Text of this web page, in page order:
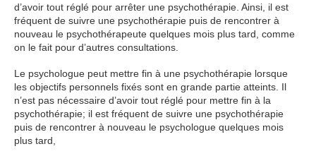
d’avoir tout réglé pour arrêter une psychothérapie. Ainsi, il est
fréquent de suivre une psychothérapie puis de rencontrer à
nouveau le psychothérapeute quelques mois plus tard, comme
on le fait pour d’autres consultations.
Le psychologue peut mettre fin à une psychothérapie lorsque
les objectifs personnels fixés sont en grande partie atteints. Il
n’est pas nécessaire d’avoir tout réglé pour mettre fin à la
psychothérapie; il est fréquent de suivre une psychothérapie
puis de rencontrer à nouveau le psychologue quelques mois
plus tard,